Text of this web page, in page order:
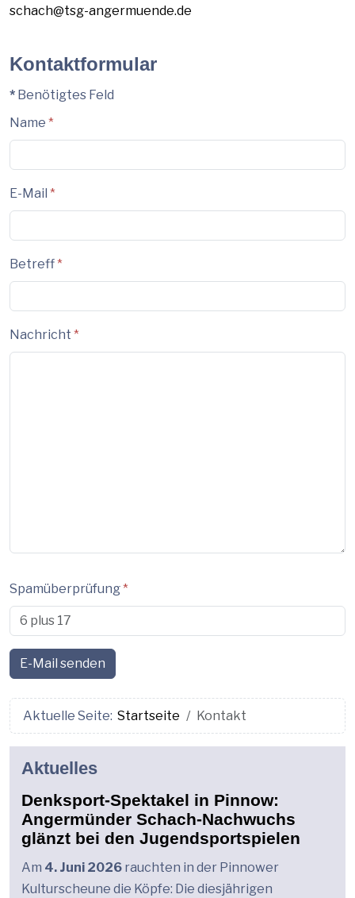
schach@tsg-angermuende.de
Kontaktformular
* Benötigtes Feld
Name *
E-Mail *
Betreff*
Nachricht *
Spamüberprüfung*
E-Mail senden
Aktuelle Seite: Startseite Kontakt
Aktuelles
Denksport-Spektakel in Pinnow:
Angermünder Schach-Nachwuchs
glänzt bei den Jugendsportspielen
Am 4. Juni 2026 rauchten in der Pinnower
Kulturscheune die Köpfe: Die diesjährigen